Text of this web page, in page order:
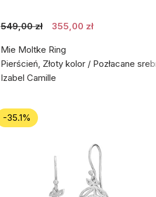
549,00 zł 355,00 zł
Mie Moltke Ring
Pierścień, Złoty kolor / Pozłacane
Izabel Camille
-35.1%